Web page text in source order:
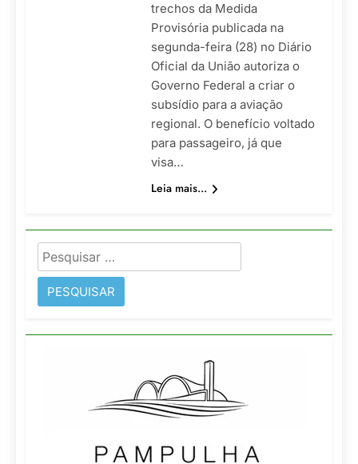
trechos da Medida
Provisória publicada na
segunda-feira (28) no Diário
Oficial da União autoriza o
Governo Federal a criar o
subsídio para a aviação
regional. O benefício voltado
para passageiro, já que
visa…
Leia mais...
Pesquisar
por: